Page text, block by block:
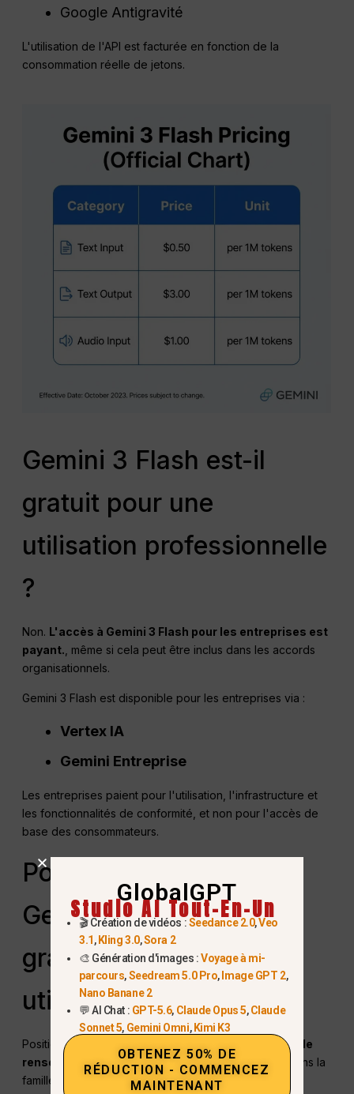
Google Antigravité
L'utilisation de l'API est facturée en fonction de la
consommation réelle de jetons.
Gemini 3 Flash est-il
gratuit pour une
utilisation professionnelle
?
Non. L'accès à Gemini 3 Flash pour les entreprises est
payant. , même si cela peut être inclus dans les accords
organisationnels.
Gemini 3 Flash est disponible pour les entreprises via :
Vertex IA
Gemini Entreprise
Les entreprises paient pour l'utilisation, l'infrastructure et
les fonctionnalités de conformité, et non pour l'accès de
base des consommateurs.
Pourquoi Google offre
Gemini 3 Flash
gratuitement à ses
utilisateurs
Positions Google
modèle de
renseignements frontaliers le plus accessible
dans la
famille Gemini 3.
GlobalGPT
Studio AI Tout-En-Un
🎬 Création de vidéos :Seedance 2.0,Veo
3.1, Kling 3.0,Sora 2
🎨 Génération d'images :Voyage à mi-
parcours,Seedream 5.0 Pro, Image GPT 2,
Nano Banane 2
💬 AI Chat : GPT-5.6, Claude Opus 5,Claude
Sonnet 5, Gemini Omni, Kimi K3
OBTENEZ 50% DE
RÉDUCTION - COMMENCEZ
MAINTENANT